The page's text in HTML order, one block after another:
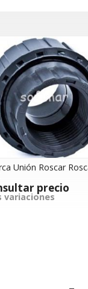
Unión Roscar
precio
variaciones